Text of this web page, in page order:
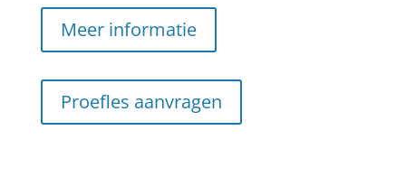
Meer informatie
Proefles aanvragen